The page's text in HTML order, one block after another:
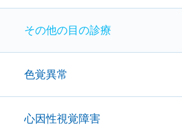
その他の目の診療
色覚異常
心因性視覚障害